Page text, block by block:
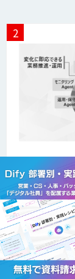
日立製作所、
「Agent…